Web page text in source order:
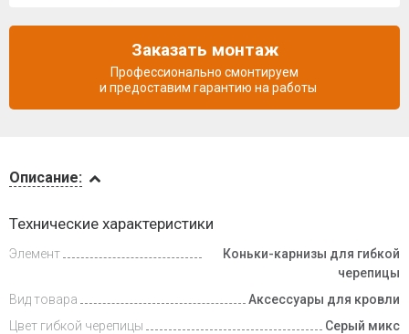
Доставка
Описание:
Технические характеристики
Элемент
Коньки-карнизы для гибкой
черепицы
Вид товара
Аксессуары для кровли
Цвет гибкой черепицы
Серый микс
Заказать монтаж
Профессионально смонтируем
и предоставим гарантию на работы